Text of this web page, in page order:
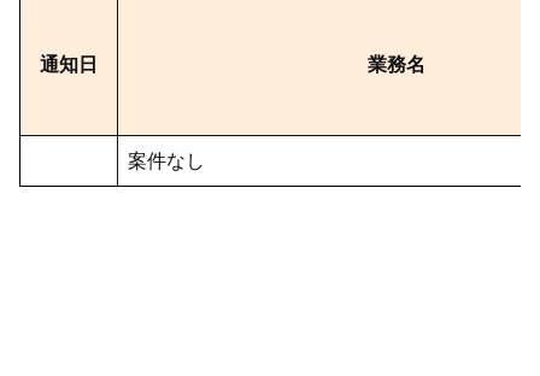
通知日 業務名
案件なし